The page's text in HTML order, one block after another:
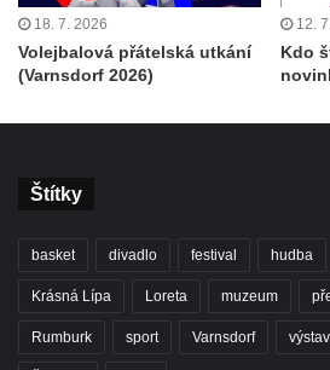
18. 7. 2026
Volejbalová přátelská utkání
(Varnsdorf 2026)
12.
Kdo
Štítky
basket divadlo festival hudba
Krásná Lípa Loreta muzeum
Rumburk sport Varnsdorf